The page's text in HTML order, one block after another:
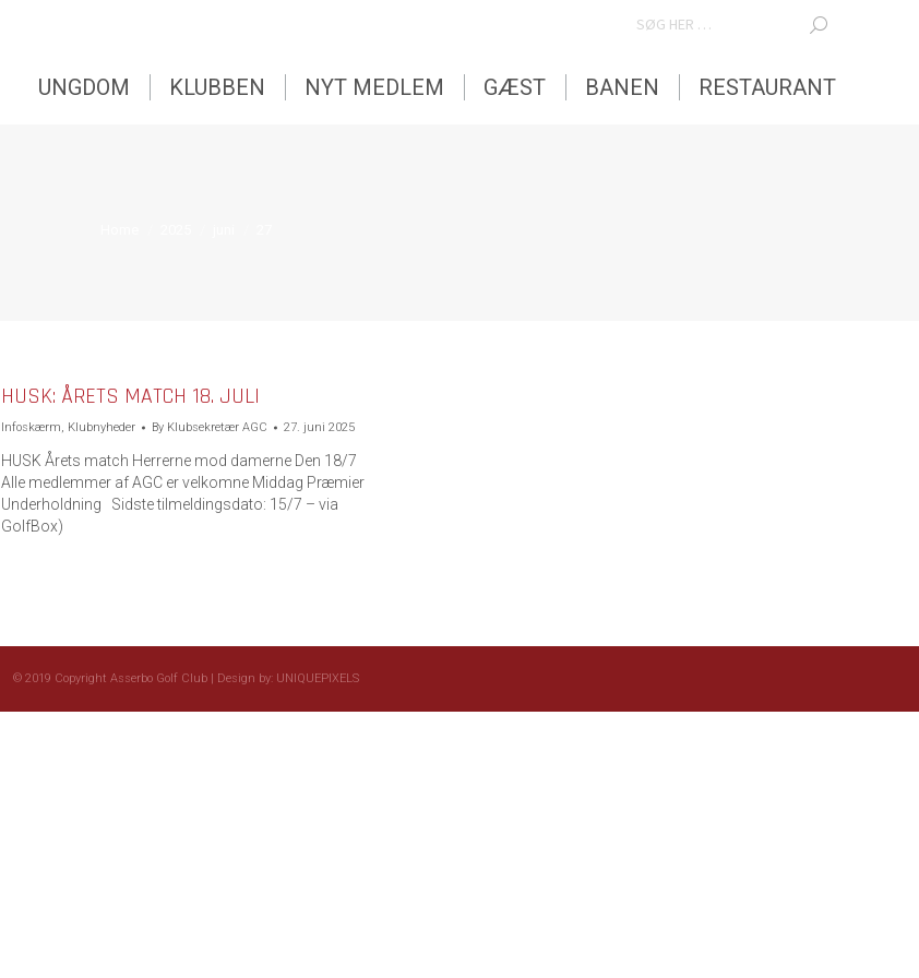
SEARCH:
UNGDOM KLUBBEN NYT MEDLEM GÆST BANEN RESTAURANT
HUSK: ÅRETS MATCH 18. JULI
Infoskærm, Klubnyheder By Klubsekretær AGC 27. juni 2025
HUSK Årets match Herrerne mod damerne Den 18/7
Alle medlemmer af AGC er velkomne Middag Præmier
Underholdning Sidste tilmeldingsdato: 15/7 – via
GolfBox)
© 2019 Copyright Asserbo Golf Club | Design by: UNIQUEPIXELS
BANEN RESTAURANT